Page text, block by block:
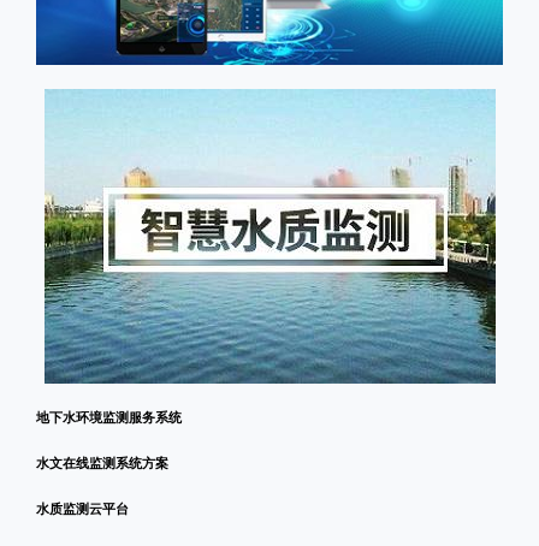
地下水环境监测服务系统
水文在线监测系统方案
水质监测云平台